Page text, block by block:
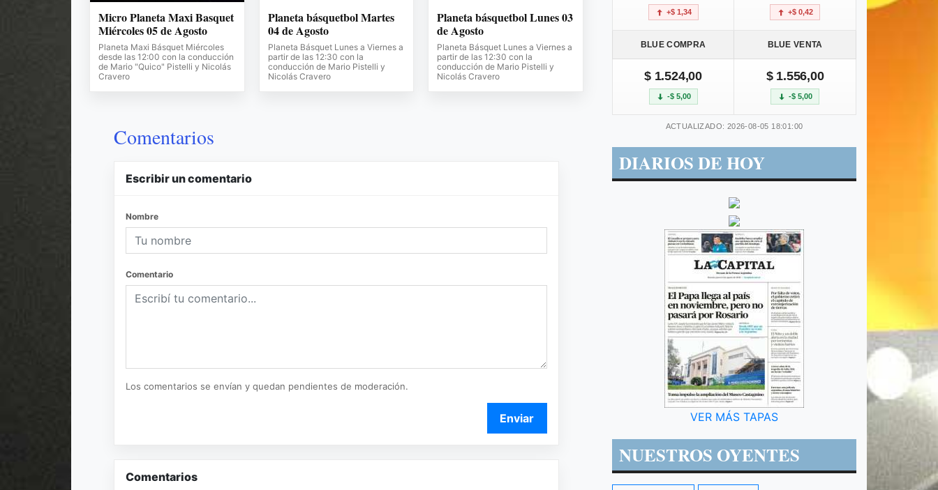
Micro Planeta Maxi Basquet
Miércoles 05 de Agosto
Planeta Maxi Básquet Miércoles
desde las 12:00 con la conducción
de Mario "Quico" Pistelli y Nicolás
Cravero
Planeta básquetbol Martes
04 de Agosto
Planeta Básquet Lunes a Viernes a
partir de las 12:30 con la
conducción de Mario Pistelli y
Nicolás Cravero
Planeta básquetbol Lunes 03
de Agosto
Planeta Básquet Lunes a Viernes a
partir de las 12:30 con la
conducción de Mario Pistelli y
Nicolás Cravero
Comentarios
Escribir un comentario
Nombre
Comentario
Los comentarios se envían y quedan pendientes de moderación.
Enviar
Comentarios
+$ 1,34 +$ 0,42
BLUE COMPRA BLUE VENTA
$ 1.524,00
-$ 5,00
$ 1.556,00
-$ 5,00
ACTUALIZADO: 2026-08-05 18:01:00
DIARIOS DE HOY
VER MÁS TAPAS
NUESTROS OYENTES